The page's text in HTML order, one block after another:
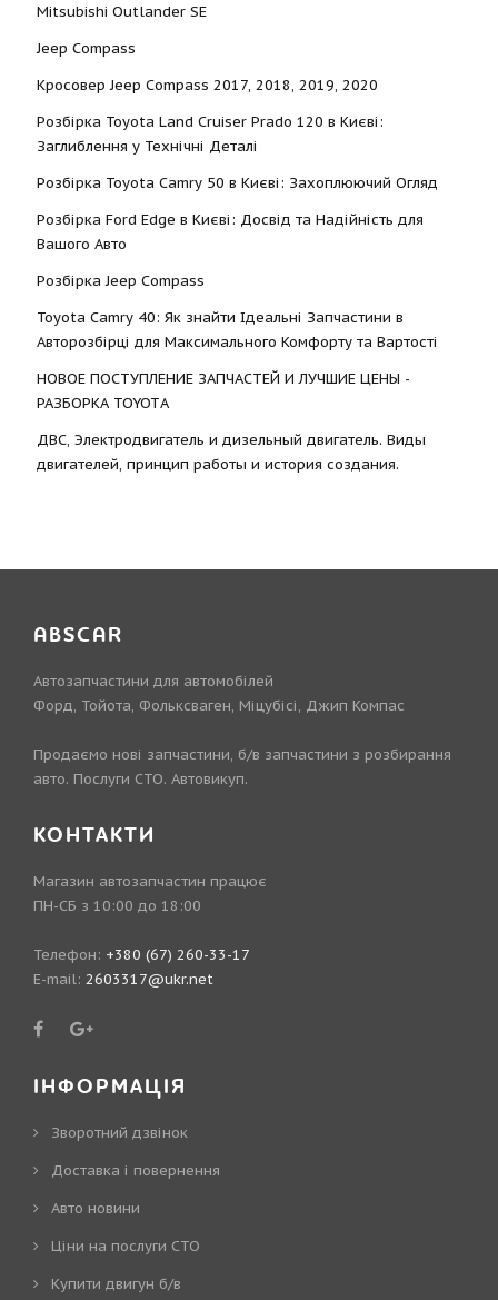
Mitsubishi Outlander SE
Jeep Compass
Кросовер Jeep Compass 2017, 2018, 2019, 2020
Розбірка Toyota Land Cruiser Prado 120 в Києві:
Заглиблення у Технічні Деталі
Розбірка Toyota Camry 50 в Києві: Захоплюючий Огляд
Розбірка Ford Edge в Києві: Досвід та Надійність для
Вашого Авто
Розбірка Jeep Compass
Toyota Camry 40: Як знайти Ідеальні Запчастини в
Авторозбірці для Максимального Комфорту та Вартості
НОВОЕ ПОСТУПЛЕНИЕ ЗАПЧАСТЕЙ И ЛУЧШИЕ ЦЕНЫ -
РАЗБОРКА TOYOTА
ДВС, Электродвигатель и дизельный двигатель. Виды
двигателей, принцип работы и история создания.
ABSCAR
Автозапчастини для автомобілей
Форд, Тойота, Фольксваген, Міцубісі, Джип Компас
Продаємо нові запчастини, б/в запчастини з розбирання
авто. Послуги СТО. Автовикуп.
КОНТАКТИ
Магазин автозапчастин працює
ПН-СБ з 10:00 до 18:00
Телефон: +380 (67) 260-33-17
E-mail: 2603317@ukr.net
ІНФОРМАЦІЯ
Зворотний дзвінок
Доставка і повернення
Авто новини
Ціни на послуги СТО
Купити двигун б/в